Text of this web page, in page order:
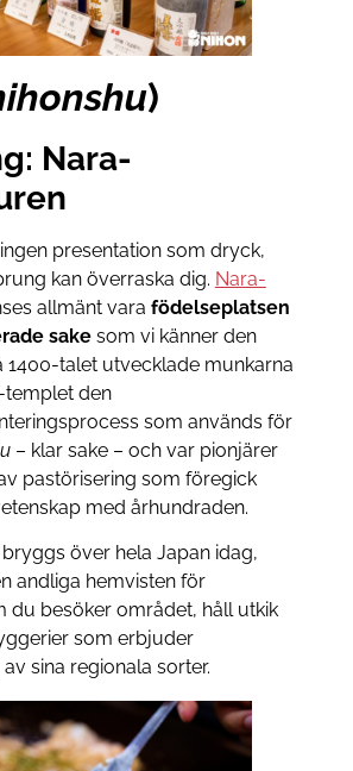
)
Nara-
presentation som dryck,
kan överraska dig. Nara-
allmänt vara födelseplatsen
sake som vi känner den
1400-talet utvecklade munkarna
templet den
som används för
– klar sake – och var pionjärer
pastörisering som föregick
med århundraden.
över hela Japan idag,
andliga hemvisten för
du besöker området, håll utkik
som erbjuder
sina regionala sorter.